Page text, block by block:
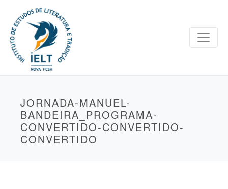
JORNADA-MANUEL-
BANDEIRA_PROGRAMA-
CONVERTIDO-CONVERTIDO-
CONVERTIDO